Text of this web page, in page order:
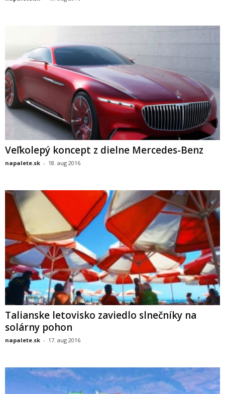
Veľkolepý koncept z dielne Mercedes-Benz
napalete.sk - 18. aug 2016
Talianske letovisko zaviedlo slnečníky na
solárny pohon
napalete.sk - 17. aug 2016